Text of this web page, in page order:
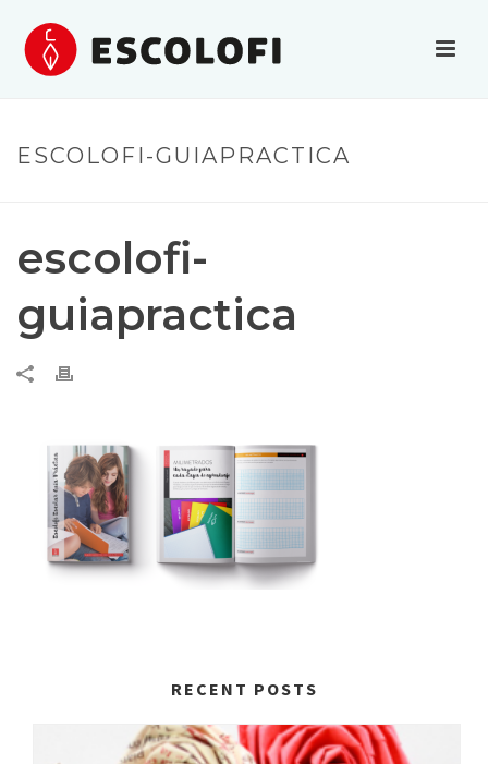
ESCOLOFI-GUIAPRACTICA
escolofi-
guiapractica
RECENT POSTS